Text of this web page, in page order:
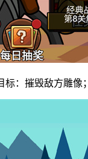
：摧毁敌方雕像；